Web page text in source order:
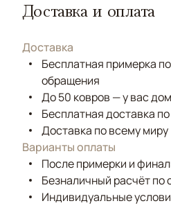
Доставка и оплата
Доставка
Бесплатная примерка
обращения
До 50 ковров — у вас
Бесплатная доставка
Доставка по всему миру
Варианты оплаты
После примерки и
Безналичный расчёт по
Индивидуальные